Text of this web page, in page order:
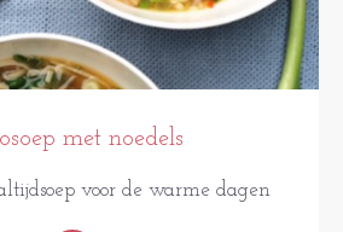
met noedels
voor de warme dagen